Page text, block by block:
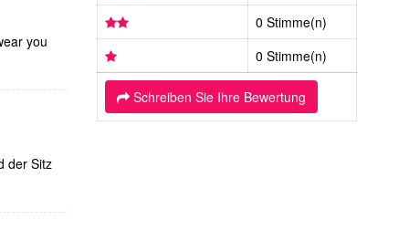
you
der Sitz
0 Stimme(n)
0 Stimme(n)
Schreiben Sie Ihre Bewertung